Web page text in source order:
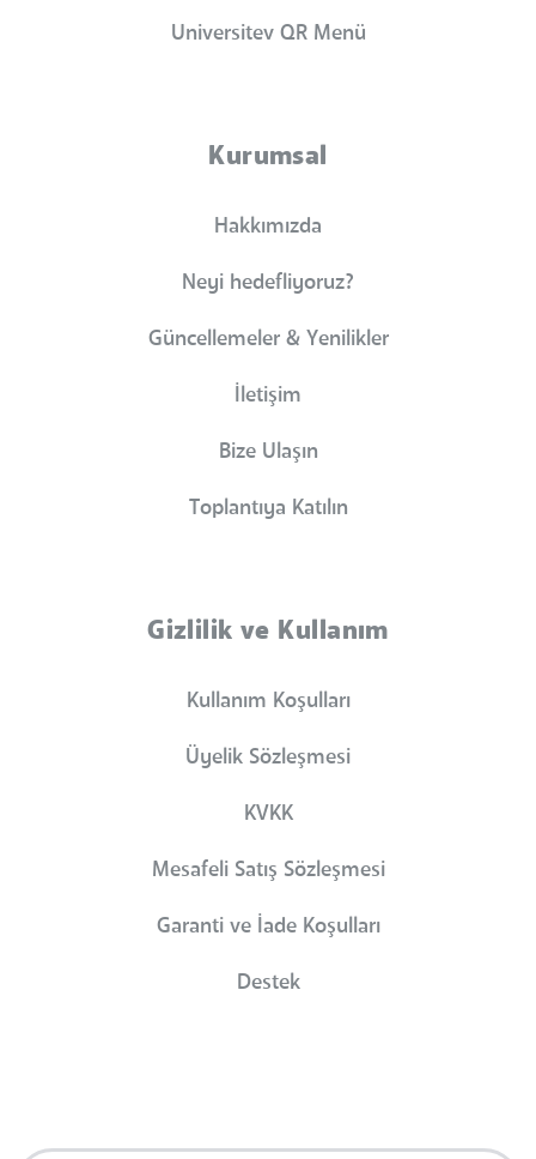
Universitev QR Menü
Kurumsal
Hakkımızda
Neyi hedefliyoruz?
Güncellemeler & Yenilikler
İletişim
Bize Ulaşın
Toplantıya Katılın
Gizlilik ve Kullanım
Kullanım Koşulları
Üyelik Sözleşmesi
KVKK
Mesafeli Satış Sözleşmesi
Garanti ve İade Koşulları
Destek